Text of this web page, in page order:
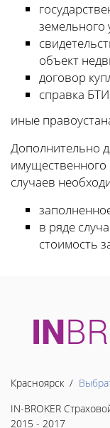
земельного
объект
договор
справка
иные
Дополнительно
случаев
в ряде
стоимость
Красноярск /
IN-BROKER
2015 - 2017